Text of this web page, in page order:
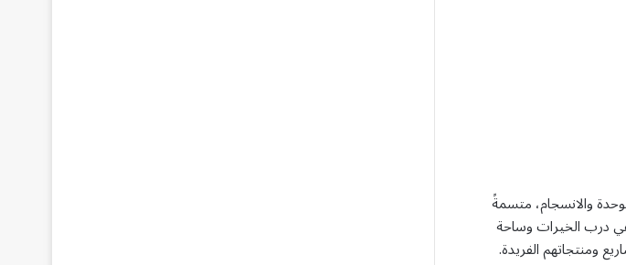
وشعب” تجسد الوحدة والانسجام، متسمةً
وهي درب الخيرات وساحة
ومنتجاتهم الفريدة.